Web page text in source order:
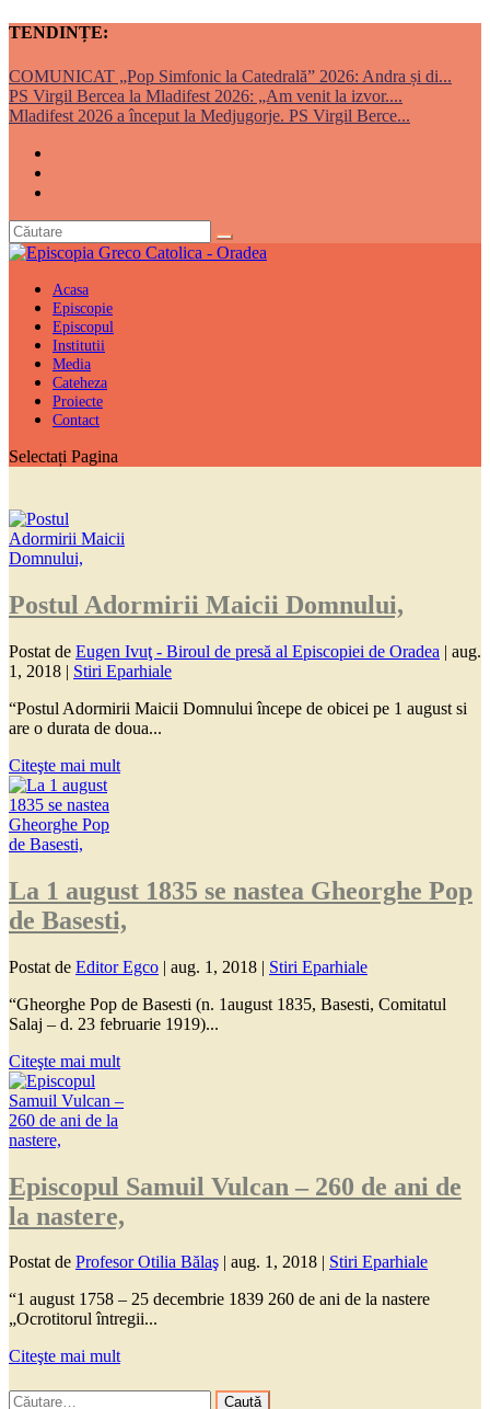
TENDINȚE:
COMUNICAT „Pop Simfonic la Catedrală” 2026: Andra și di...
PS Virgil Bercea la Mladifest 2026: „Am venit la izvor....
Mladifest 2026 a început la Medjugorje. PS Virgil Berce...
Acasa
Episcopie
Episcopul
Institutii
Media
Cateheza
Proiecte
Contact
Selectați Pagina
Postul Adormirii Maicii Domnului,
Postat de Eugen Ivuţ - Biroul de presă al Episcopiei de Oradea | aug.
1, 2018 | Stiri Eparhiale
“Postul Adormirii Maicii Domnului începe de obicei pe 1 august si
are o durata de doua...
Citeşte mai mult
La 1 august 1835 se nastea Gheorghe Pop
de Basesti,
Postat de Editor Egco | aug. 1, 2018 | Stiri Eparhiale
“Gheorghe Pop de Basesti (n. 1august 1835, Basesti, Comitatul
Salaj – d. 23 februarie 1919)...
Citeşte mai mult
Episcopul Samuil Vulcan – 260 de ani de
la nastere,
Postat de Profesor Otilia Bălaş | aug. 1, 2018 | Stiri Eparhiale
“1 august 1758 – 25 decembrie 1839 260 de ani de la nastere
„Ocrotitorul întregii...
Citeşte mai mult
Caută